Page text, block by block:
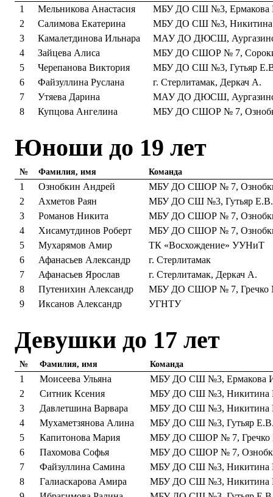
1 Мельникова Анастасия
МБУ ДО СШ №3, Ермакова
2
Салимова Екатерина
МБУ ДО СШ №3, Никитина
3
Камалетдинова Ильнара
МАУ ДО ДЮСШ,
4
Зайцева Алиса
МБУ ДО СШОР № 7,
5
Черепанова Виктория
МБУ ДО СШ №3, Гутьяр
6
Файзуллина Руслана
г. Стерлитамак, Деркач А.
7
Утяева Дарина
МАУ ДО ДЮСШ,
8
Купцова Ангелина МБУ ДО СШОР № 7,
Юноши до 19 лет
№ Фамилия, имя Команда
1 Ознобкин Андрей
МБУ ДО СШОР № 7,
2
Ахметов Раян
МБУ ДО СШ №3, Гутьяр Е.В.
3
Романов Никита
МБУ ДО СШОР № 7,
4
Хисамутдинов Роберт
МБУ ДО СШОР № 7,
5
Мухарямов Амир
ТК «Восхождение» УУНиТ
6
Афанасьев Александр
г. Стерлитамак
7
Афанасьев Ярослав
г. Стерлитамак, Деркач А.
8
Путенихин Александр
МБУ ДО СШОР № 7, Гречко
9
Иксанов Александр УГНТУ
Девушки до 17 лет
№ Фамилия, имя Команда
1 Моисеева Ульяна
МБУ ДО СШ №3, Ермакова
2
Ситник Ксения
МБУ ДО СШ №3, Никитина
3
Давлетшина Варвара
МБУ ДО СШ №3, Никитина
4
Мухаметзянова Алина
МБУ ДО СШ №3, Гутьяр
5
Капитонова Мария
МБУ ДО СШОР № 7,
6
Пахомова Софья
МБУ ДО СШОР № 7,
7
Файзуллина Самина
МБУ ДО СШ №3, Никитина
8
Галиаскарова Амира
МБУ ДО СШ №3, Никитина